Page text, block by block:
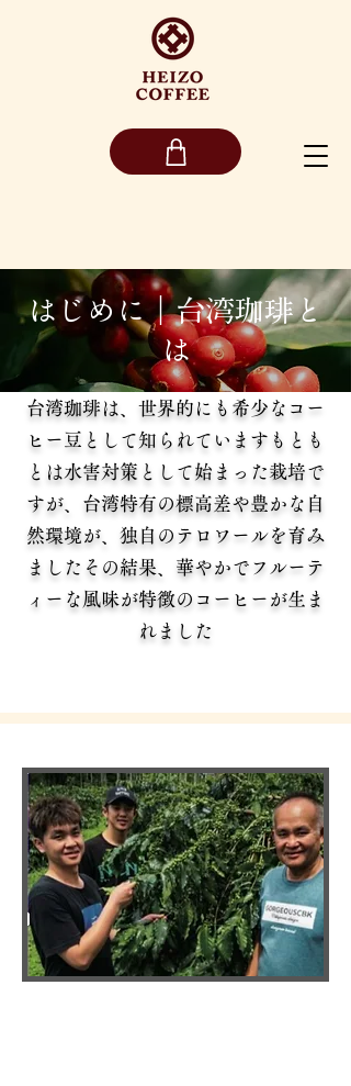
はじめに｜台湾珈琲と
は
台湾珈琲は、世界的にも希少なコー
ヒー豆として知られていますもとも
とは水害対策として始まった栽培で
すが、台湾特有の標高差や豊かな自
然環境が、独自のテロワールを育み
ましたその結果、華やかでフルーテ
ィーな風味が特徴のコーヒーが生ま
れました